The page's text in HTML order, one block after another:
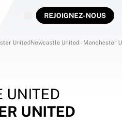
REJOIGNEZ-NOUS
UnitedNewcastle United - Manchester
UNITED
UNITED